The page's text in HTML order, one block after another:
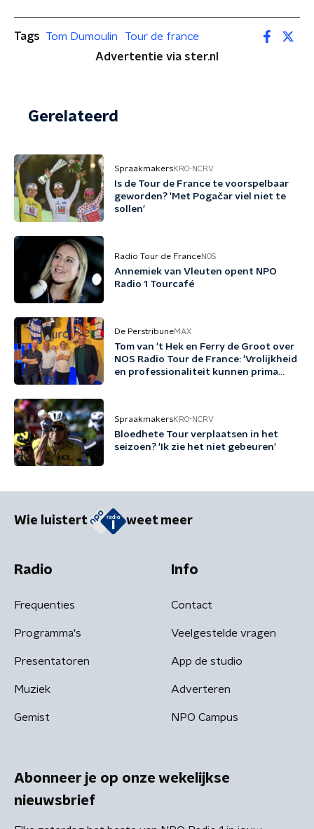
Tags Tom Dumoulin
Tour de france
Advertentie via ster.nl
Gerelateerd
SpraakmakersKRO-NCRV
Is de Tour de France te voorspelbaar
geworden? 'Met Pogačar viel niet te
sollen'
Radio Tour de FranceNOS
Annemiek van Vleuten opent NPO
Radio 1 Tourcafé
De PerstribuneMAX
Tom van 't Hek en Ferry de Groot over
NOS Radio Tour de France: 'Vrolijkheid
en professionaliteit kunnen prima
SpraakmakersKRO-NCRV
Bloedhete Tour verplaatsen in het
seizoen? 'Ik zie het niet gebeuren'
Wie luistert weet meer
Radio
Frequenties
Programma's
Presentatoren
Muziek
Gemist
Info
Contact
Veelgestelde vragen
App de studio
Adverteren
NPO Campus
Abonneer je op onze wekelijkse
nieuwsbrief